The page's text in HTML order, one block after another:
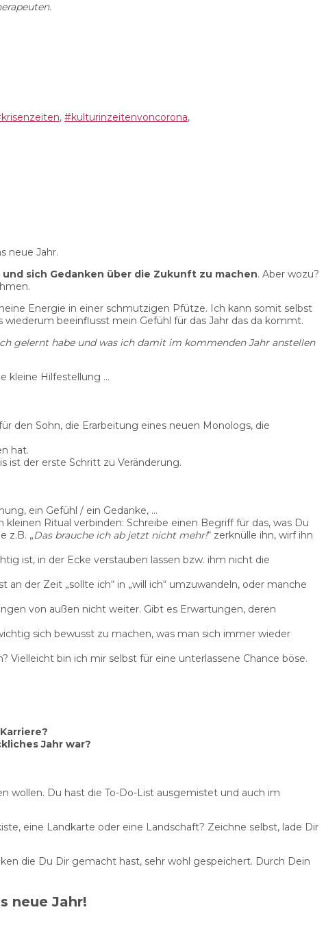
, #kulturinzeitenvoncorona,
neue Jahr.
sich Gedanken über die Zukunft zu machen. Aber wozu?
Energie in einer schmutzigen Pfütze. Ich kann somit selbst
beeinflusst mein Gefühl für das Jahr das da kommt.
gelernt habe und was ich damit im kommenden Jahr anstellen
kleine Hilfestellung …
den Sohn, die Erarbeitung eines neuen Monologs, die
hat.
ist der erste Schritt zu Veränderung.
ein Gefühl / ein Gedanke, …
Ritual verbinden: Schreibe einen Begriff für das, was Du
z.B. „Das brauche ich ab jetzt nicht mehr!“ zerknülle ihn, wirf ihn
ist, in der Ecke verstauben lassen bzw. ihm nicht die
an der Zeit „sollte ich“ in „will ich“ umzuwandeln, oder manche
von außen nicht weiter. Gibt es Erwartungen, deren
sich bewusst zu machen, was man sich immer wieder
bin ich mir selbst für eine unterlassene Chance böse.
Jahr war?
wollen. Du hast die To-Do-List ausgemistet und auch im
eine Landkarte oder eine Landschaft? Zeichne selbst, lade Dir
die Du Dir gemacht hast, sehr wohl gespeichert. Durch Dein
neue Jahr!